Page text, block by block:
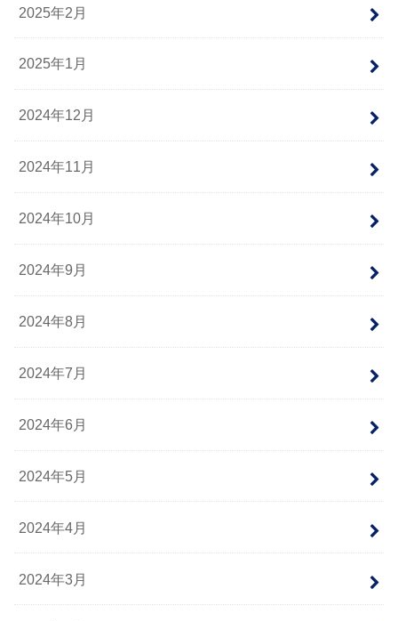
2025年2月
2025年1月
2024年12月
2024年11月
2024年10月
2024年9月
2024年8月
2024年7月
2024年6月
2024年5月
2024年4月
2024年3月